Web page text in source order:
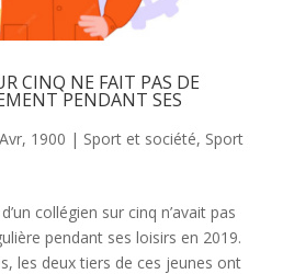
CINQ NE FAIT PAS DE
PENDANT SES
1900 | Sport et société, Sport
collégien sur cinq n’avait pas
pendant ses loisirs en 2019.
les deux tiers de ces jeunes ont